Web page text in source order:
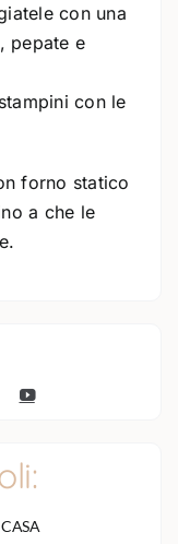
con una
pepate e
con le
forno statico
a che le